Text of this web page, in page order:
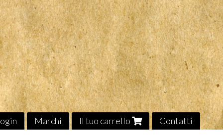
Marchi Il tuo carrello Contatti